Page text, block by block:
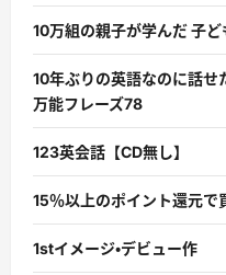
10万組の親子が学んだ 子
10年ぶりの英語なのに話せ
万能フレーズ78
123英会話【CD無し】
15％以上のポイント還元で
1stイメージ・デビュー作